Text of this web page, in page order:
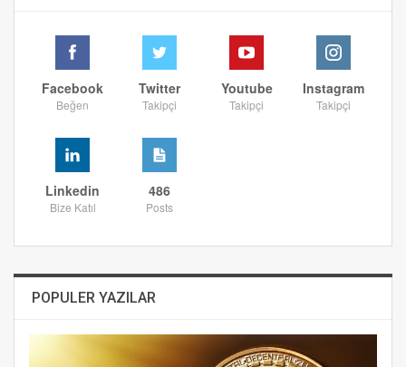
Facebook
Beğen
Twitter
Takipçi
Youtube
Takipçi
Instagram
Takipçi
Linkedin
Bize Katıl
486
Posts
POPULER YAZILAR